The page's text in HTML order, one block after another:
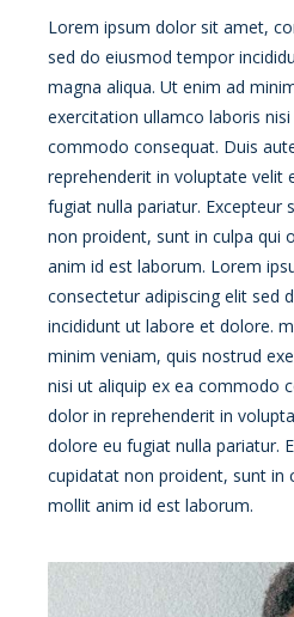
Lorem ipsum dolor sit amet,
sed do eiusmod tempor
magna aliqua. Ut enim ad
exercitation ullamco laboris
commodo consequat. Duis
reprehenderit in voluptate velit
fugiat nulla pariatur. Excepteur
non proident, sunt in culpa qui
anim id est laborum. Lorem
consectetur adipiscing elit sed
incididunt ut labore et dolore.
minim veniam, quis nostrud
nisi ut aliquip ex ea commodo
dolor in reprehenderit in
dolore eu fugiat nulla pariatur.
cupidatat non proident, sunt in
mollit anim id est laborum.